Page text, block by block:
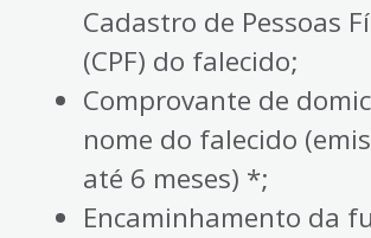
Cadastro de Pessoas
(CPF) do falecido;
Comprovante de
nome do falecido
até 6 meses) *;
Encaminhamento da